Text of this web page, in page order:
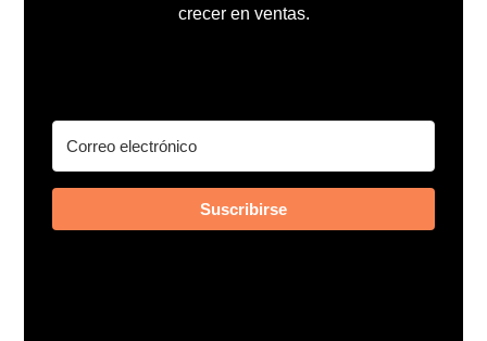
crecer en ventas.
Suscribirse